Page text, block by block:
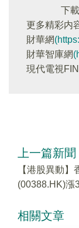
下
更多精彩内
財華網
財華智庫網
現代電視
上一篇新聞
【港股異動】
(00388.HK)漲
相關文章